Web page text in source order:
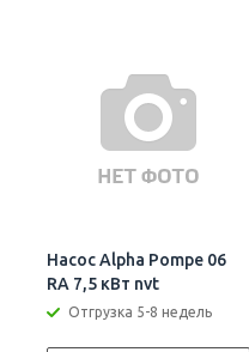
Насос Alpha Pompe 06
RA 7,5 кВт nvt
Отгрузка 5-8 недель